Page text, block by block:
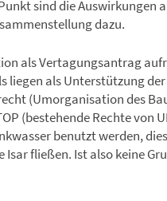
sind die Auswirkungen
dazu.
als Vertagungsantrag
liegen als Unterstützung
(Umorganisation des
(bestehende Rechte von
benutzt werden,
fließen. Ist also keine